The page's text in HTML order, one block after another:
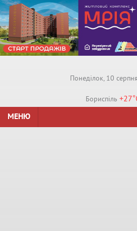
Понедiлок, 10
Бориспiль +27°
МЕНЮ